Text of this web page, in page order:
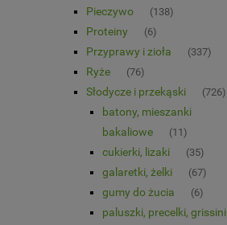
Pieczywo (138)
Proteiny (6)
Przyprawy i zioła (337)
Ryże (76)
Słodycze i przekąski (726)
batony, mieszanki
bakaliowe
(11)
cukierki, lizaki (35)
galaretki, żelki (67)
gumy do żucia (6)
paluszki, precelki, grissini